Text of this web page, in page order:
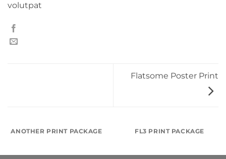
volutpat
Flatsome Poster Print
ANOTHER PRINT PACKAGE FL3 PRINT PACKAGE